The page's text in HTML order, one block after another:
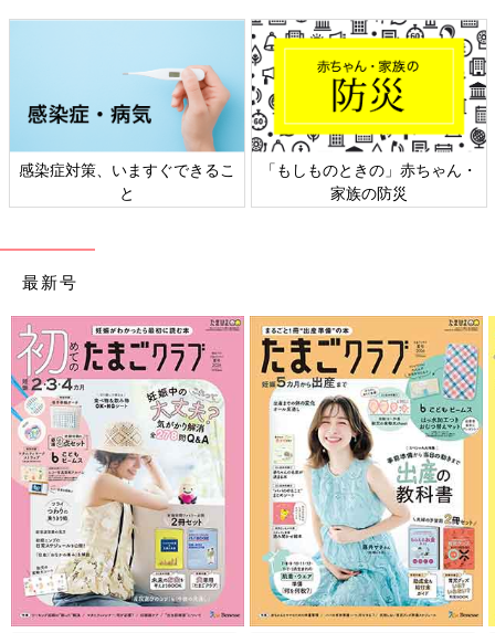
2人で一緒に砂遊び
公園に行った際に、砂遊びをしてみました。下の子も興味深そう
に砂を触って砂場から離れたくないようでした。下の子が大きく
なってきたので2人で遊ぶ姿も見られてほほ笑ましいです。
【お気に入り②】
感染症対策、いますぐできるこ
と
「もしものときの」赤ちゃん・
家族の防災
最新号